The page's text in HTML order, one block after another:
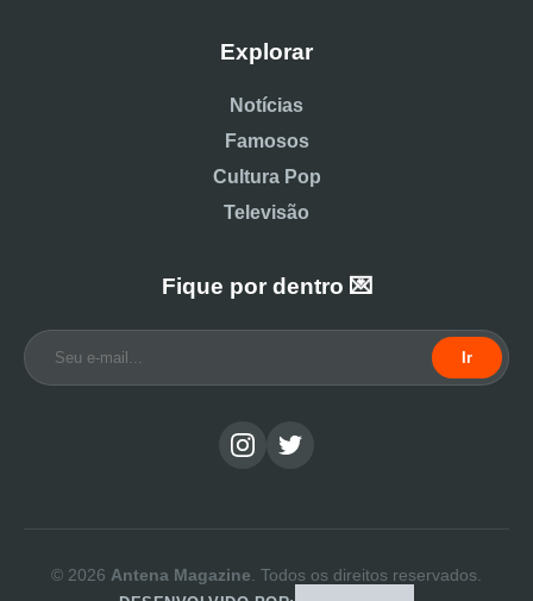
Explorar
Notícias
Famosos
Cultura Pop
Televisão
Fique por dentro 💌
Ir
© 2026 Antena Magazine . Todos os direitos reservados.